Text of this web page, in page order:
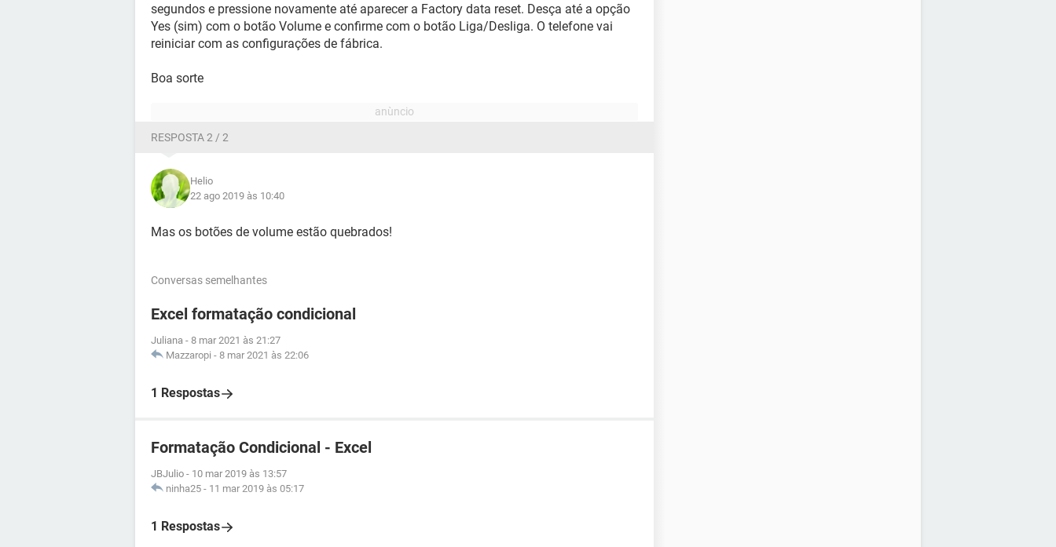
segundos e pressione novamente até aparecer a Factory data reset. Desça até a opção
Yes (sim) com o botão Volume e confirme com o botão Liga/Desliga. O telefone vai
reiniciar com as configurações de fábrica.
Boa sorte
RESPOSTA 2 / 2
Helio
22 ago 2019 às 10:40
Mas os botões de volume estão quebrados!
Conversas semelhantes
Excel formatação condicional
Juliana - 8 mar 2021 às 21:27
Mazzaropi - 8 mar 2021 às 22:06
1 Respostas
Formatação Condicional - Excel
JBJulio - 10 mar 2019 às 13:57
ninha25 - 11 mar 2019 às 05:17
1 Respostas